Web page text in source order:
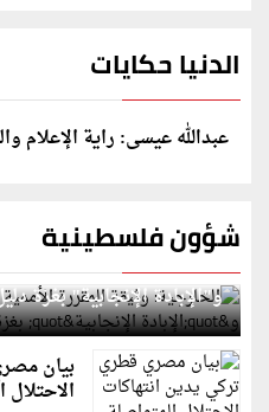
الدنيا حكايات
عبدالله عيسى: راية الإعلام
شؤون فلسطينية
الخارجية: وثيقة المقررة
و"الإبادة الإنجابية" بغزة
بيان